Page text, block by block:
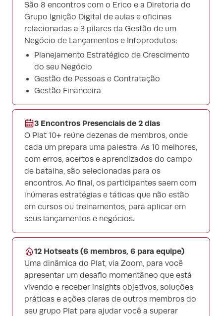
São 8 encontros com o Erico e a Diretoria do
Grupo Ignição Digital de aulas e oficinas
relacionadas a 3 pilares da Gestão de um
Negócio de Lançamentos e Infoprodutos:
Planejamento Estratégico de Crescimento
do seu Negócio
Gestão de Pessoas e Contratação
Gestão Financeira
3 Encontros Presenciais de 2 dias
O Plat 10+ reúne dezenas de membros, onde
cada um prepara uma palestra. As 10 melhores,
com erros, acertos e aprendizados do campo
de batalha, são selecionadas para os
encontros. Ao final, os participantes saem com
inúmeras estratégias e táticas que não estão
em cursos ou treinamentos, para aplicar em
seus lançamentos e negócios.
12 Hotseats (6 membros, 6 para equipe)
Uma dinâmica do Plat, via Zoom, para você
apresentar um desafio momentâneo que está
vivendo e receber insights objetivos, soluções
práticas e ações claras de outros membros do
seu grupo Plat para ajudar você a superar